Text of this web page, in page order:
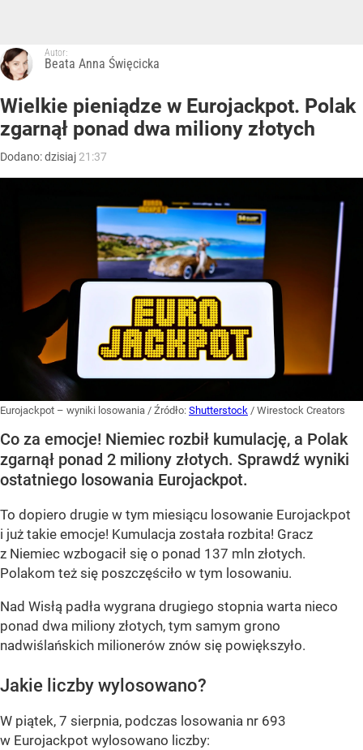
Autor:
Beata Anna Święcicka
Wielkie pieniądze w Eurojackpot. Polak
zgarnął ponad dwa miliony złotych
Dodano:dzisiaj 21:37
Eurojackpot – wyniki losowania / Źródło: Shutterstock / Wirestock Creators
Co za emocje! Niemiec rozbił kumulację, a Polak
zgarnął ponad 2 miliony złotych. Sprawdź wyniki
ostatniego losowania Eurojackpot.
To dopiero drugie w tym miesiącu losowanie Eurojackpot
i już takie emocje! Kumulacja została rozbita! Gracz
z Niemiec wzbogacił się o ponad 137 mln złotych.
Polakom też się poszczęściło w tym losowaniu.
Nad Wisłą padła wygrana drugiego stopnia warta nieco
ponad dwa miliony złotych, tym samym grono
nadwiślańskich milionerów znów się powiększyło.
Jakie liczby wylosowano?
W piątek, 7 sierpnia, podczas losowania nr 693
w Eurojackpot wylosowano liczby: